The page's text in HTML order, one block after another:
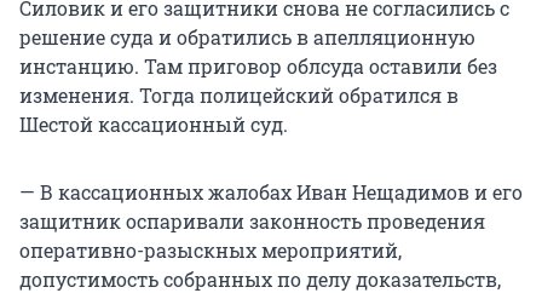
Силовик и его защитники снова не согласились с
решение суда и обратились в апелляционную
инстанцию. Там приговор облсуда оставили без
изменения. Тогда полицейский обратился в
Шестой кассационный суд.
— В кассационных жалобах Иван Нещадимов и его
защитник оспаривали законность проведения
оперативно-разыскных мероприятий,
допустимость собранных по делу доказательств,